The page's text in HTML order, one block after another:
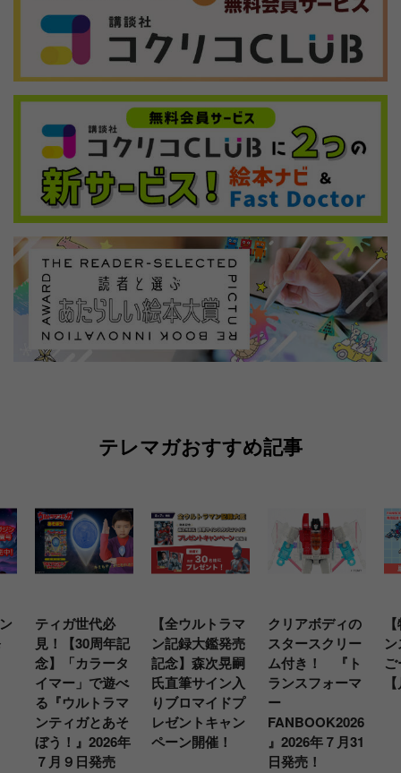
テレマガおすすめ記事
ティガ世代必
見！【30周年記
念】「カラータ
イマー」で遊べ
る『ウルトラマ
ンティガとあそ
ぼう！』2026年
７月９日発売
【全ウルトラマ
ン記録大鑑発売
記念】森次晃嗣
氏直筆サイン入
りブロマイドプ
レゼントキャン
ペーン開催！
クリアボディの
スタースクリー
ム付き！ 『ト
ランスフォーマ
ー
FANBOOK2026
』2026年７月31
日発売！